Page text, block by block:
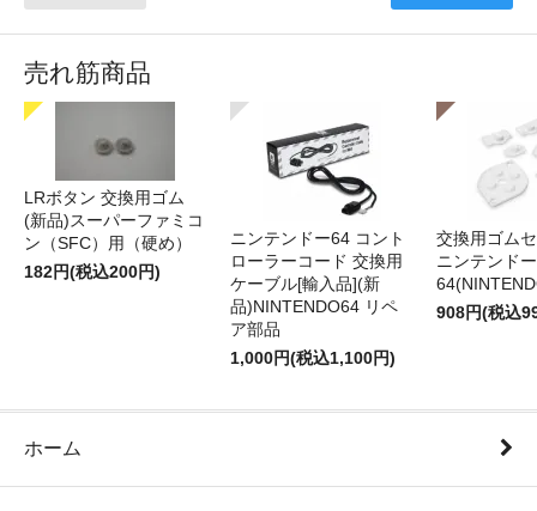
売れ筋商品
LRボタン 交換用ゴム
(新品)スーパーファミコ
ン（SFC）用（硬め）
182円(税込200円)
ニンテンドー64 コント
ローラーコード 交換用
ケーブル[輸入品](新
品)NINTENDO64 リペ
ア部品
1,000円(税込1,100円)
交換用ゴム
ニンテンドー
908円(税込
ホーム